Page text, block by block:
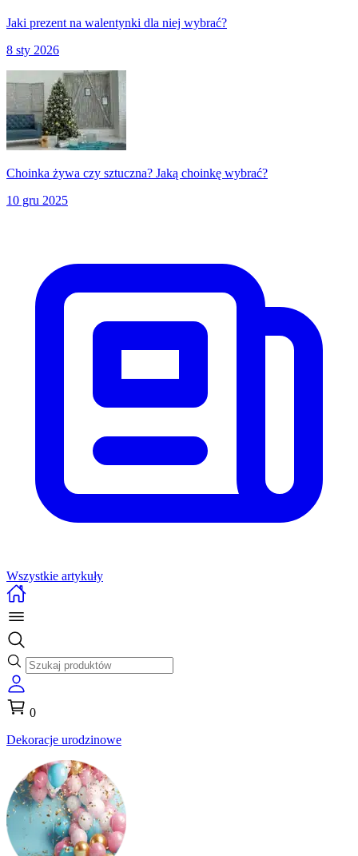
Jaki prezent na walentynki dla niej wybrać?
8 sty 2026
Choinka żywa czy sztuczna? Jaką choinkę wybrać?
10 gru 2025
Wszystkie artykuły
0
Dekoracje urodzinowe